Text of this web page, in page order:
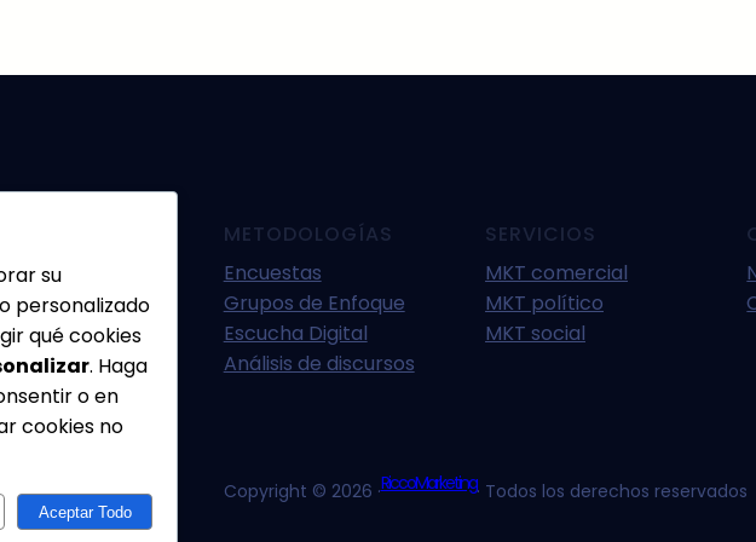
eficaces.
METODOLOGÍAS
Encuestas
Grupos de Enfoque
Escucha Digital
Análisis de discursos
SERVICIOS
MKT comercial
MKT político
MKT social
Copyright © 2026 ·RiccoMarketing· Todos los derechos reservados
su
personalizado
qué cookies
. Haga
o en
cookies no
Aceptar Todo